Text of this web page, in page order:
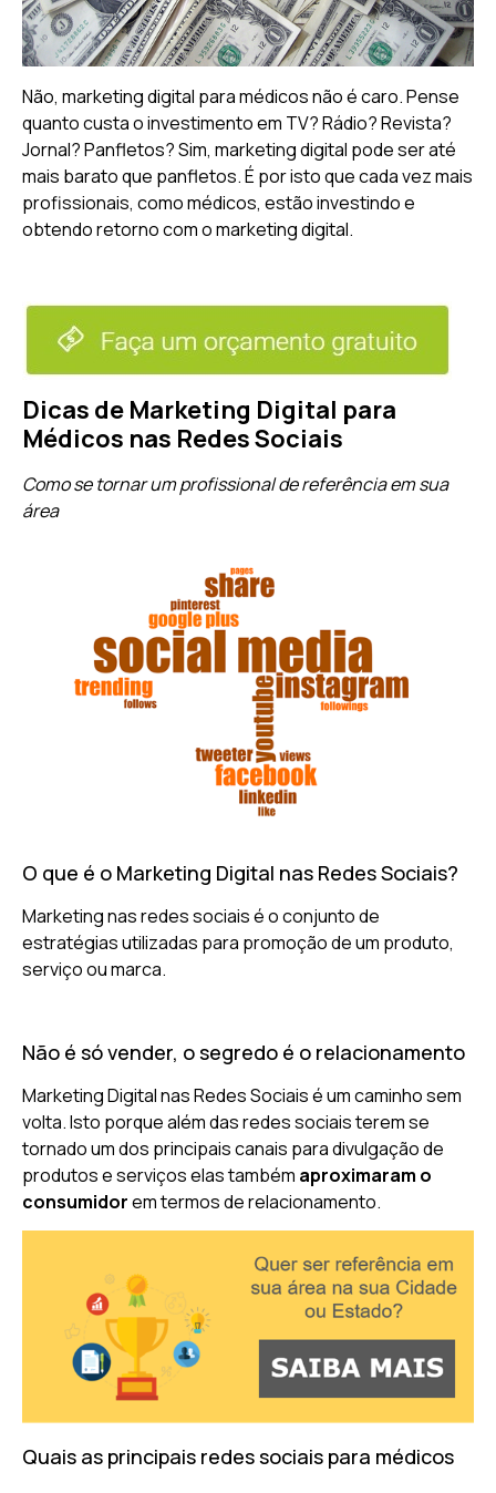
Não, marketing digital para médicos não é caro. Pense
quanto custa o investimento em TV? Rádio? Revista?
Jornal? Panfletos? Sim, marketing digital pode ser até
mais barato que panfletos. É por isto que cada vez mais
profissionais, como médicos, estão investindo e
obtendo retorno com o marketing digital.
Dicas de Marketing Digital para
Médicos nas Redes Sociais
Como se tornar um profissional de referência em sua
área
O que é o Marketing Digital nas Redes Sociais?
Marketing nas redes sociais é o conjunto de
estratégias utilizadas para promoção de um produto,
serviço ou marca.
Não é só vender, o segredo é o relacionamento
Marketing Digital nas Redes Sociais é um caminho sem
volta. Isto porque além das redes sociais terem se
tornado um dos principais canais para divulgação de
produtos e serviços elas também aproximaram o
consumidorem termos de relacionamento.
Quais as principais redes sociais para médicos